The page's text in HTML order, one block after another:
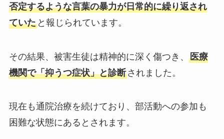
否定するような言葉の暴力が日常的に繰り返され
ていたと報じられています。
その結果、被害生徒は精神的に深く傷つき、 医療
機関で「抑うつ症状」と診断されました。
現在も通院治療を続けており、部活動への参加も
困難な状態にあるとされます。